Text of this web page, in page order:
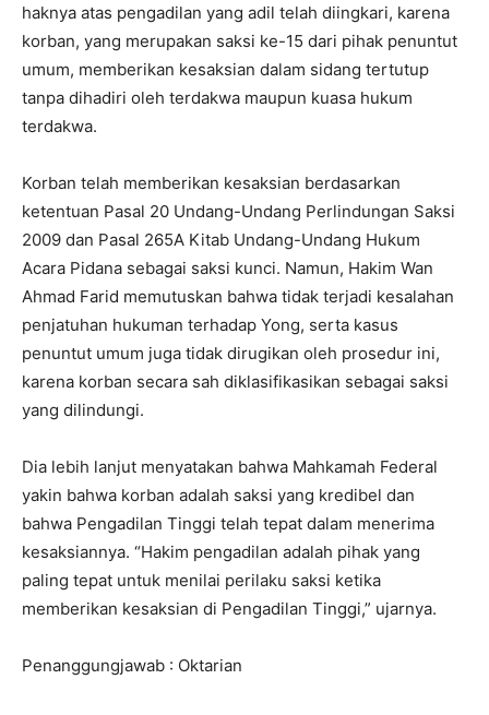
haknya atas pengadilan yang adil telah diingkari, karena
korban, yang merupakan saksi ke-15 dari pihak penuntut
umum, memberikan kesaksian dalam sidang tertutup
tanpa dihadiri oleh terdakwa maupun kuasa hukum
terdakwa.
Korban telah memberikan kesaksian berdasarkan
ketentuan Pasal 20 Undang-Undang Perlindungan Saksi
2009 dan Pasal 265A Kitab Undang-Undang Hukum
Acara Pidana sebagai saksi kunci. Namun, Hakim Wan
Ahmad Farid memutuskan bahwa tidak terjadi kesalahan
penjatuhan hukuman terhadap Yong, serta kasus
penuntut umum juga tidak dirugikan oleh prosedur ini,
karena korban secara sah diklasifikasikan sebagai saksi
yang dilindungi.
Dia lebih lanjut menyatakan bahwa Mahkamah Federal
yakin bahwa korban adalah saksi yang kredibel dan
bahwa Pengadilan Tinggi telah tepat dalam menerima
kesaksiannya. “Hakim pengadilan adalah pihak yang
paling tepat untuk menilai perilaku saksi ketika
memberikan kesaksian di Pengadilan Tinggi,” ujarnya.
Penanggungjawab : Oktarian